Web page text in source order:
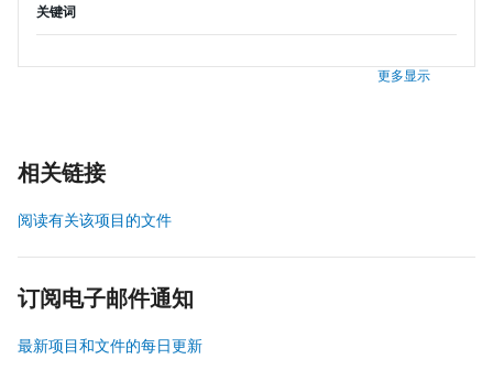
关键词
更多显示
相关链接
阅读有关该项目的文件
订阅电子邮件通知
最新项目和文件的每日更新